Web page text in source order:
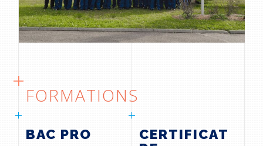
FORMATIONS
BAC PRO
CERTIFICAT